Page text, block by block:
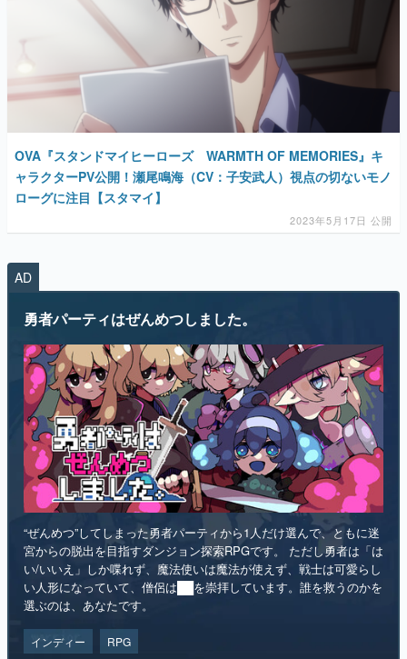
OVA『スタンドマイヒーローズ WARMTH OF MEMORIES』キ
ャラクターPV公開！瀬尾鳴海（CV：子安武人）視点の切ないモノ
ローグに注目【スタマイ】
2023年5月17日 公開
AD
勇者パーティはぜんめつしました。
“ぜんめつ”してしまった勇者パーティから1人だけ選んで、ともに迷
宮からの脱出を目指すダンジョン探索RPGです。 ただし勇者は「は
い/いいえ」しか喋れず、魔法使いは魔法が使えず、戦士は可愛らし
い人形になっていて、僧侶は██を崇拝しています。誰を救うのかを
選ぶのは、あなたです。
インディー RPG